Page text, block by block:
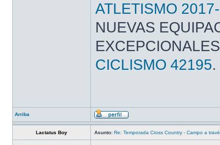
ATLETISMO
NUEVAS
CICLISMO 42195.
Arriba
Lactatus Boy Asunto: Re: Temporada Cross Country - Campo a